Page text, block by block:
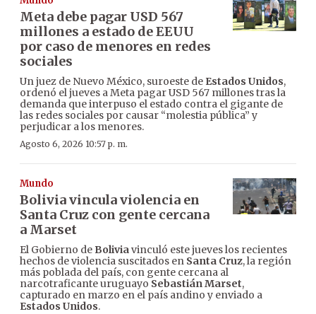
Meta debe pagar USD 567
millones a estado de EEUU
por caso de menores en redes
sociales
Un juez de Nuevo México, suroeste de Estados Unidos,
ordenó el jueves a Meta pagar USD 567 millones tras la
demanda que interpuso el estado contra el gigante de
las redes sociales por causar “molestia pública” y
perjudicar a los menores.
Agosto 6, 2026 10:57 p. m.
Mundo
Bolivia vincula violencia en
Santa Cruz con gente cercana
a Marset
El Gobierno de Boliviavinculó este jueves los recientes
hechos de violencia suscitados en Santa Cruz, la región
más poblada del país, con gente cercana al
narcotraficante uruguayo Sebastián Marset,
capturado en marzo en el país andino y enviado a
Estados Unidos.